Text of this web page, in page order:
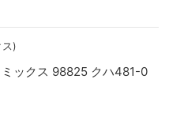
ス)
ミックス 98825 クハ481-0